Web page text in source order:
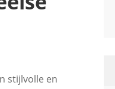
stijlvolle en